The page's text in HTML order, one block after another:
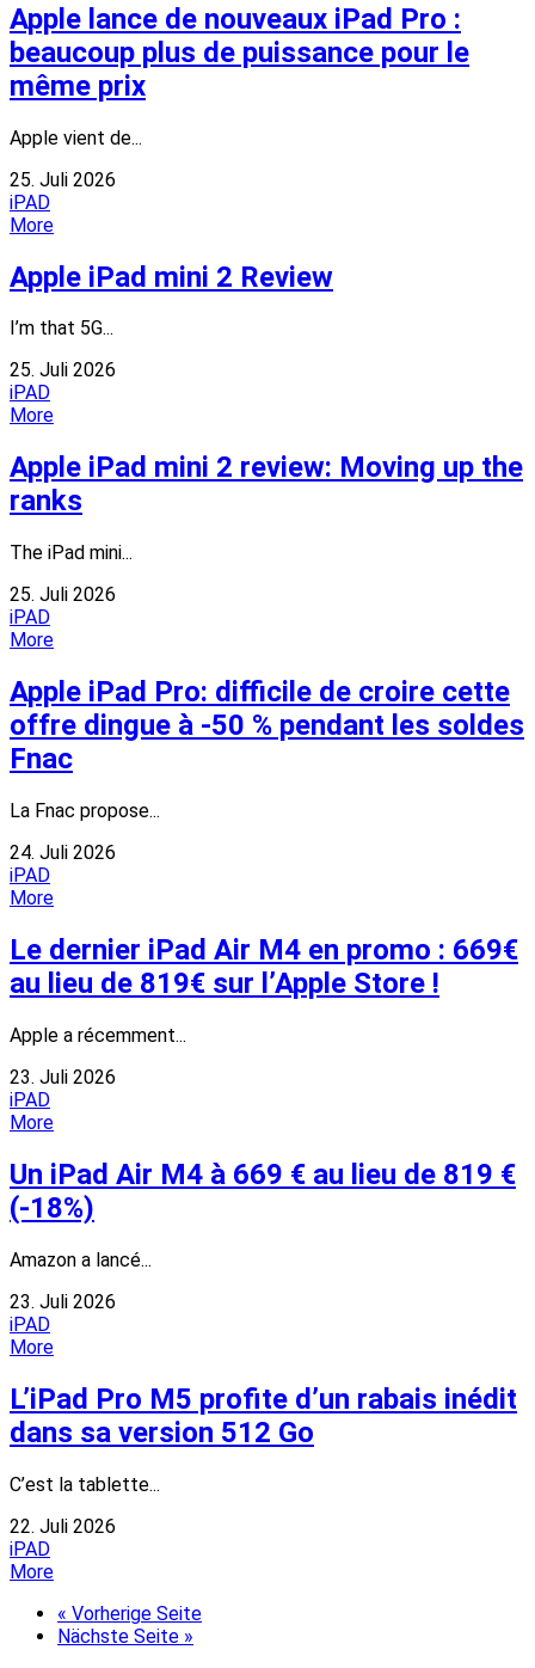
Apple lance de nouveaux iPad Pro :
beaucoup plus de puissance pour le
même prix
Apple vient de...
25. Juli 2026
iPAD
More
Apple iPad mini 2 Review
I’m that 5G...
25. Juli 2026
iPAD
More
Apple iPad mini 2 review: Moving up the
ranks
The iPad mini...
25. Juli 2026
iPAD
More
Apple iPad Pro: difficile de croire cette
offre dingue à -50 % pendant les soldes
Fnac
La Fnac propose...
24. Juli 2026
iPAD
More
Le dernier iPad Air M4 en promo : 669€
au lieu de 819€ sur l’Apple Store !
Apple a récemment...
23. Juli 2026
iPAD
More
Un iPad Air M4 à 669 € au lieu de 819 €
(-18%)
Amazon a lancé...
23. Juli 2026
iPAD
More
L’iPad Pro M5 profite d’un rabais inédit
dans sa version 512 Go
C’est la tablette...
22. Juli 2026
iPAD
More
« Vorherige Seite
Nächste Seite »